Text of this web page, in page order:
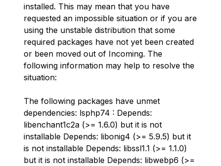
installed. This may mean that you have
requested an impossible situation or if you are
using the unstable distribution that some
required packages have not yet been created
or been moved out of Incoming. The
following information may help to resolve the
situation:
The following packages have unmet
dependencies: lsphp74 : Depends:
libenchant1c2a (>= 1.6.0) but it is not
installable Depends: libonig4 (>= 5.9.5) but it
is not installable Depends: libssl1.1 (>= 1.1.0)
but it is not installable Depends: libwebp6 (>=